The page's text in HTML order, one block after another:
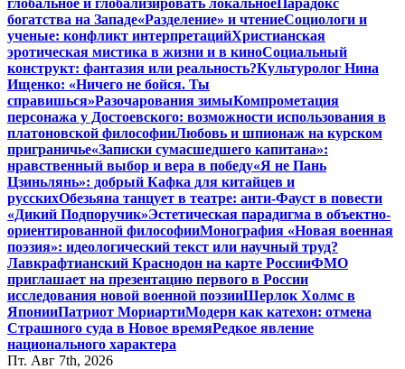
глобальное и глобализировать локальноеПарадокс
богатства на Западе«Разделение» и чтениеСоциологи и
ученые: конфликт интерпретацийХристианская
эротическая мистика в жизни и в киноСоциальный
конструкт: фантазия или реальность?Культуролог Нина
Ищенко: «Ничего не бойся. Ты
справишься»Разочарования зимыКомпрометация
персонажа у Достоевского: возможности использования в
платоновской философииЛюбовь и шпионаж на курском
приграничье«Записки сумасшедшего капитана»:
нравственный выбор и вера в победу«Я не Пань
Цзиньлянь»: добрый Кафка для китайцев и
русскихОбезьяна танцует в театре: анти-Фауст в повести
«Дикий Подпоручик»Эстетическая парадигма в объектно-
ориентированной философииМонография «Новая военная
поэзия»: идеологический текст или научный труд?
Лавкрафтианский Краснодон на карте РоссииФМО
приглашает на презентацию первого в России
исследования новой военной поэзииШерлок Холмс в
ЯпонииПатриот МориартиМодерн как катехон: отмена
Страшного суда в Новое времяРедкое явление
национального характера
Пт. Авг 7th, 2026